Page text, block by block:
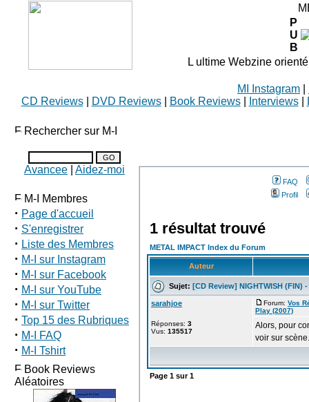
P
U
B
L ultime Webzine
MI Instagram
CD Reviews| DVD Reviews| Book Reviews| Interviews|
Rechercher sur M-I
Avancee Aidez-moi
M-I Membres
· Page d'accueil
· S'enregistrer
· Liste des Membres
· M-I sur Instagram
· M-I sur Facebook
· M-I sur YouTube
· M-I sur Twitter
· Top 15 des Rubriques
· M-I FAQ
· M-I Tshirt
Book Reviews
Aléatoires
FAQ
Profil
1 résultat trouvé
METAL IMPACT Index du Forum
Auteur
Sujet: [CD Review] NIGHTWISH (FIN)
sarahjoe
Réponses: 3
Vus: 135517
Forum: Vos
Play (2007)
Alors, pour
voir sur scène.
Page 1 sur1